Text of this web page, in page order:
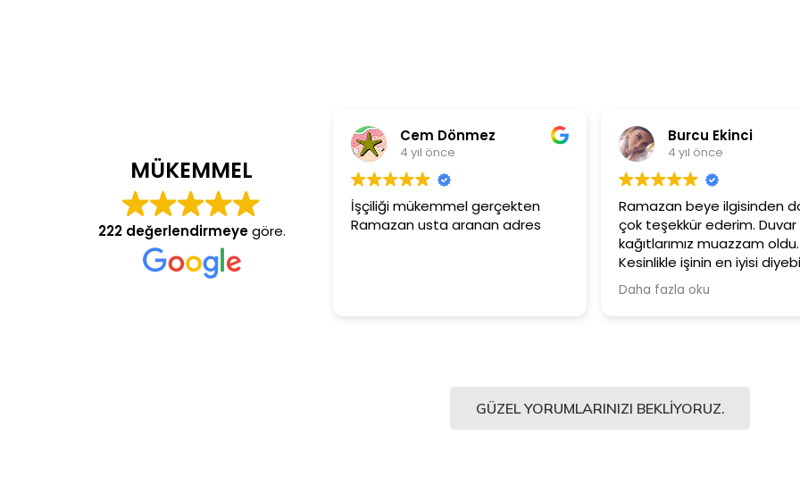
MÜKEMMEL
222 değerlendirmeyegöre.
Cem Dönmez
İşçiliği mükemmel gerçekten
Ramazan usta aranan adres
Burcu Ekinci
Ramazan beye ilgisinden dolayı
çok teşekkür ederim. Duvar
kağıtlarımız muazzam oldu.
Kesinlikle işinin en iyisi diyebilirim.
Şiddetle tavsiye ediyorum.
Ürünler
Güler
GÜZEL YORUMLARINIZI BEKLIYORUZ.